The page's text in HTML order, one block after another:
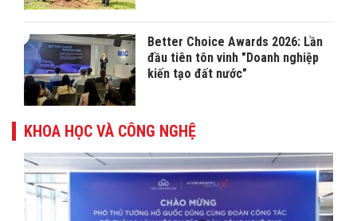
Better Choice Awards 2026: Lần
đầu tiên tôn vinh "Doanh nghiệp
kiến tạo đất nước"
KHOA HỌC VÀ CÔNG NGHỆ